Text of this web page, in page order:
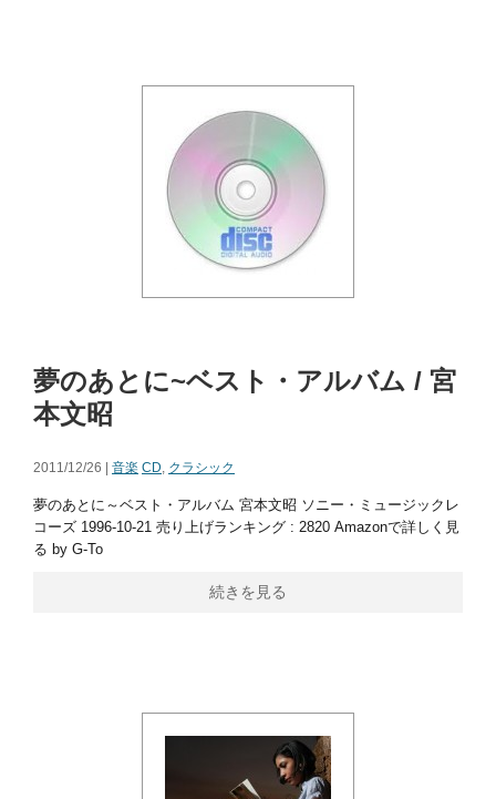
夢のあとに~ベスト・アルバム / 宮
本文昭
2011/12/26 | 音楽 CD, クラシック
夢のあとに～ベスト・アルバム 宮本文昭 ソニー・ミュージックレ
コーズ 1996-10-21 売り上げランキング : 2820 Amazonで詳しく見
る by G-To
続きを見る